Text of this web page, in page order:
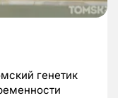
генетик